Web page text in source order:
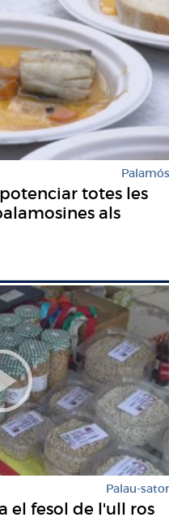
Palamós
totes les
als
Palau-sator
el fesol de l'ull ros